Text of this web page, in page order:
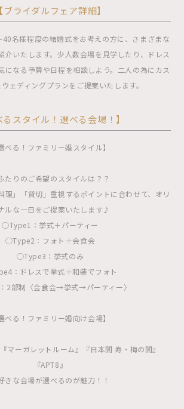
【ブライダルフェア詳細】
40名様程度の結婚式をお考えの方に、さまざまな
介いたします。少人数会場を見学したり、ドレス
になる予算や日程を相談しよう。二人の為にカス
ェディングプランをご提案いたします。
るスタイル！選べる会場！】
べる！ファミリー婚スタイル】
たりのご希望のスタイルは？？
理」「貸切」重視するポイントに合わせて、オリ
ルな一日をご提案いたします♪
◯Type1：挙式＋パーティー
◯Type2：フォト＋会食会
◯Type3：挙式のみ
：ドレスで挙式＋和装でフォト
2部制〈会食会→挙式→パーティー〉
べる！ファミリー婚向け会場】
マーガレットルーム』『日本間 寿・梅の間』
『APT8』
きな会場が選べるのが魅力！！